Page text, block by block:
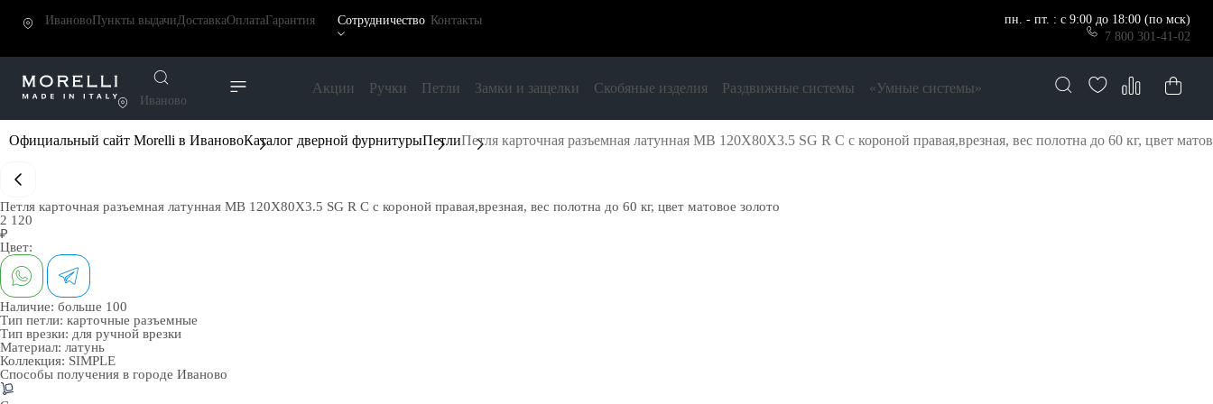
ИвановоПункты выдачиДоставкаОплатаГарантия Сотрудничество Контакты
пн. - пт. : с 9:00 до 18:00 (по мск)
7 800 301-41-02
Иваново
Акции Ручки Петли Замки и защелки Скобяные изделия Раздвижные системы «Умные системы»
Официальный сайт Morelli в ИвановоКаталог дверной фурнитурыПетлиПетля карточная разъемная латунная MB 120X80X3.5 SG R C с короной правая,врезная, вес полотна до 60 кг, цвет
Петля карточная разъемная латунная MB 120X80X3.5 SG R C с короной правая,врезная, вес полотна до 60 кг, цвет матовое золото
2 120
₽
Цвет:
Наличие: больше 100
Тип петли: карточные разъемные
Тип врезки: для ручной врезки
Материал: латунь
Коллекция: SIMPLE
Способы получения в городе Иваново